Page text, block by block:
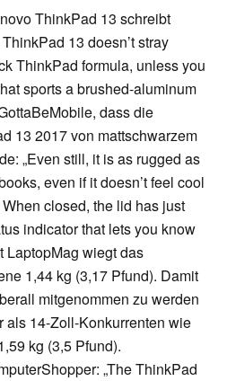
ThinkPad 13 schreibt
13 doesn’t stray
ThinkPad formula, unless you
sports a brushed-aluminum
dass die
13 2017 von mattschwarzem
„Even still, it is as rugged as
even if it doesn’t feel cool
closed, the lid has just
indicator that lets you know
LaptopMag wiegt das
1,44 kg (3,17 Pfund). Damit
mitgenommen zu werden
als 14-Zoll-Konkurrenten wie
kg (3,5 Pfund).
„The ThinkPad